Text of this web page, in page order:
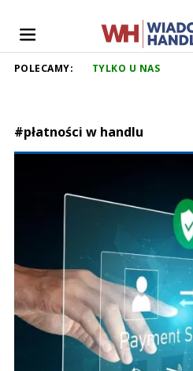
POLECAMY: TYLKO U NAS
#płatności w handlu